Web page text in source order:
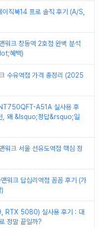
이직북14 프로 솔직 후기 (A/S,
워크 창동역 2호점 완벽 분석
혜택)
수유역점 가격 총정리 (2025
A51A 실사용 후
, 왜 &lsquo;정답&rsquo;일
워크 서울 선유도역점 핵심 정
워크 답십리역점 꼼꼼 후기 (가
RTX 5080) 실사용 후기 : 대
정말 끝일까?